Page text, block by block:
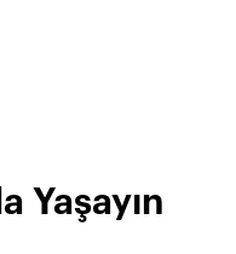
Yaşayın